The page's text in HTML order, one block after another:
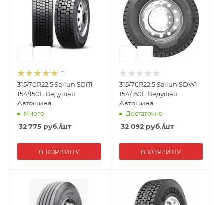
1
315/70R22.5 Sailun SDR1
154/150L Ведущая
Автошина
Много
32 775 руб./шт
В КОРЗИНУ
315/70R22.5 Sailun SDW1
154/150L Ведущая
Автошина
Достаточно
32 092руб./шт
В КОРЗИНУ